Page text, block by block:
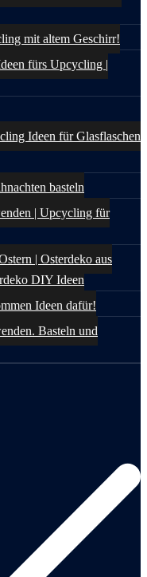
mit altem Geschirr!
fürs Upcycling |
Ideen für Glasflaschen
basteln
| Upcycling für
| Osterdeko aus
DIY Ideen
Ideen dafür!
Basteln und